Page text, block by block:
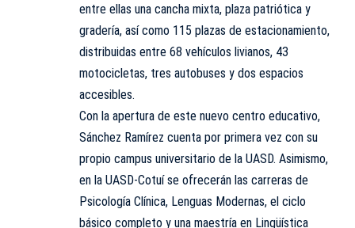
entre ellas una cancha mixta, plaza patriótica y
gradería, así como 115 plazas de estacionamiento,
distribuidas entre 68 vehículos livianos, 43
motocicletas, tres autobuses y dos espacios
accesibles.
Con la apertura de este nuevo centro educativo,
Sánchez Ramírez cuenta por primera vez con su
propio campus universitario de la UASD. Asimismo,
en la UASD-Cotuí se ofrecerán las carreras de
Psicología Clínica, Lenguas Modernas, el ciclo
básico completo y una maestría en Lingüística